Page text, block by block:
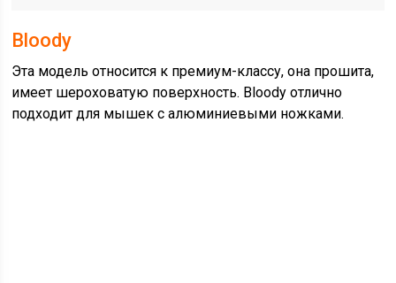
Bloody
Эта модель относится к премиум-классу, она прошита,
имеет шероховатую поверхность. Bloody отлично
подходит для мышек с алюминиевыми ножками.